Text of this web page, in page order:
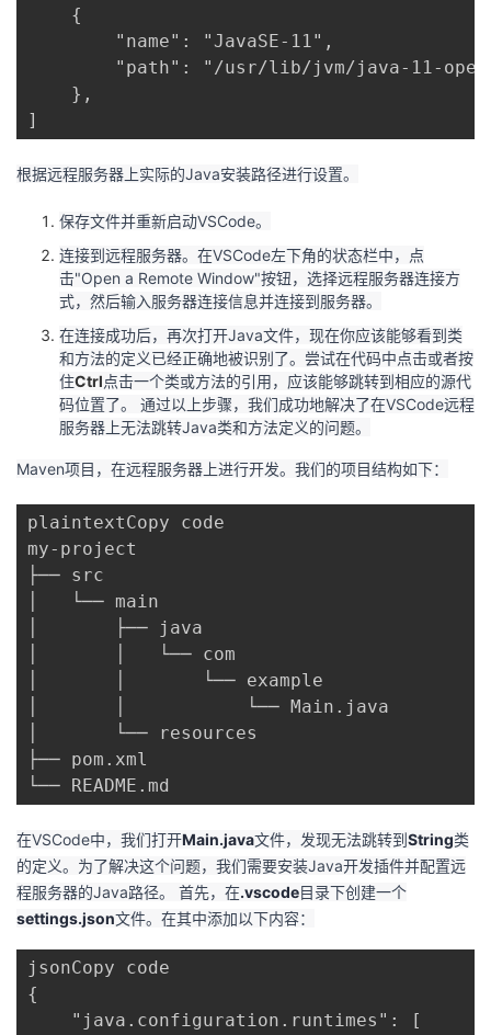
程
认
的
我
技
支
的
声
    {
        "name": "JavaSE-11",
"path": "/usr/lib/jvm/java-11-
    },
]
根据远程服务器上实际的Java安装路径进行设置。
保存文件并重新启动VSCode。
连接到远程服务器。在VSCode左下角的状态栏中，点
击"Open a Remote Window"按钮，选择远程服务器连接方
式，然后输入服务器连接信息并连接到服务器。
在连接成功后，再次打开Java文件，现在你应该能够看到类
和方法的定义已经正确地被识别了。尝试在代码中点击或者按
住Ctrl点击一个类或方法的引用，应该能够跳转到相应的源代
码位置了。 通过以上步骤，我们成功地解决了在VSCode远程
服务器上无法跳转Java类和方法定义的问题。
Maven项目，在远程服务器上进行开发。我们的项目结构如下：
plaintextCopy code
my-project
├── src
│   └── main
│       ├── java
│       │   └── com
│       │       └── example
│       │           └── Main.java
│       └── resources
├── pom.xml
└── README.md
在VSCode中，我们打开Main.java文件，发现无法跳转到String类
的定义。为了解决这个问题，我们需要安装Java开发插件并配置远
程服务器的Java路径。 首先，在.vscode目录下创建一个
settings.json文件。在其中添加以下内容：
jsonCopy code
{
    "java.configuration.runtimes": [